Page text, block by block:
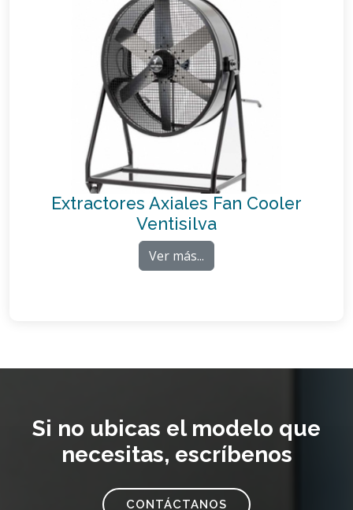
Extractores Axiales Fan Cooler
Ventisilva
Ver más...
Si no ubicas el modelo que
necesitas, escríbenos
CONTÁCTANOS